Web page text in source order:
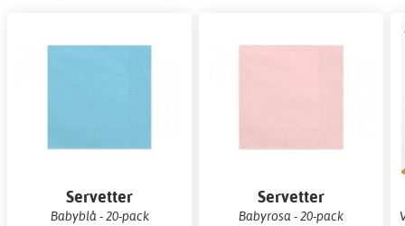
Servetter
Babyblå - 20-pack
Servetter
Babyrosa - 20-pack